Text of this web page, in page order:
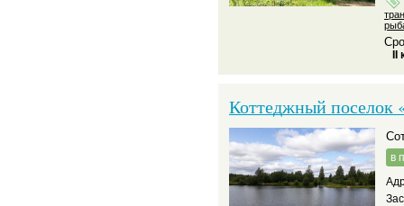
Коттеджный поселок
в